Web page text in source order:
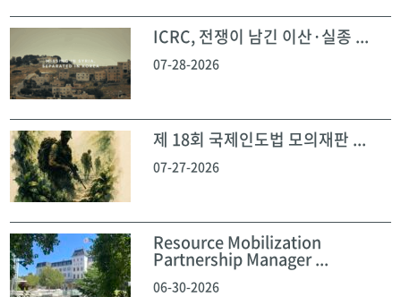
ICRC, 전쟁이 남긴 이산·실종 ...
07-28-2026
제 18회 국제인도법 모의재판 ...
07-27-2026
Resource Mobilization
Partnership Manager ...
06-30-2026